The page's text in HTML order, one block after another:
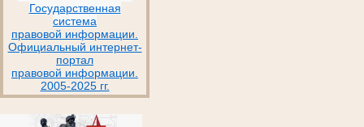
Государственная
система
правовой информации.
Официальный интернет-
портал
правовой информации.
2005-2025 гг.